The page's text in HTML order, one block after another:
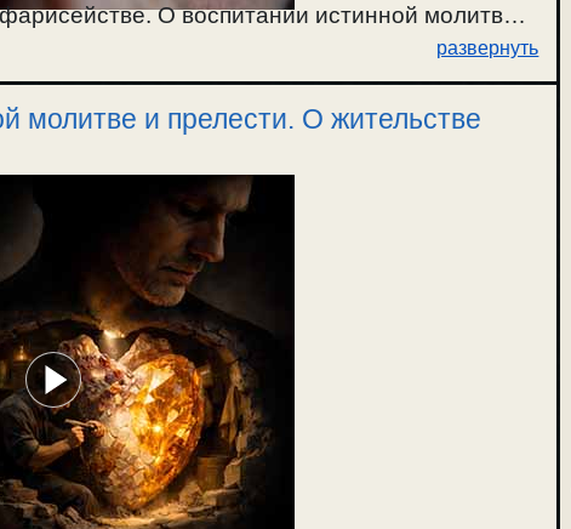
О воспитании истинной молитвы в
молитвы заходят в духовную прелесть.
развернуть
молитве и прелести. О жительстве